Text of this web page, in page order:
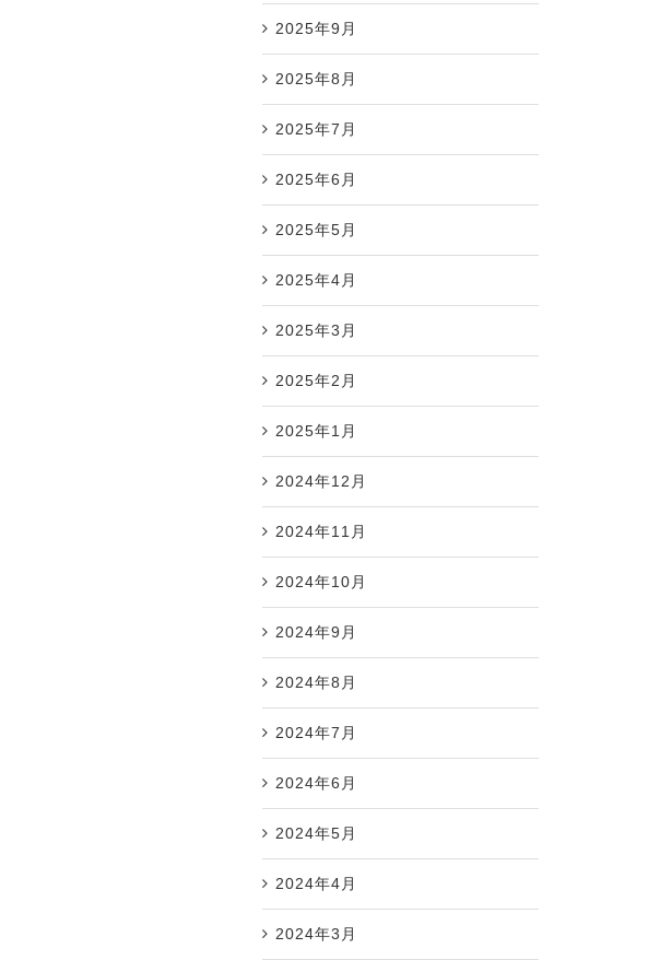
2025年9月
2025年8月
2025年7月
2025年6月
2025年5月
2025年4月
2025年3月
2025年2月
2025年1月
2024年12月
2024年11月
2024年10月
2024年9月
2024年8月
2024年7月
2024年6月
2024年5月
2024年4月
2024年3月